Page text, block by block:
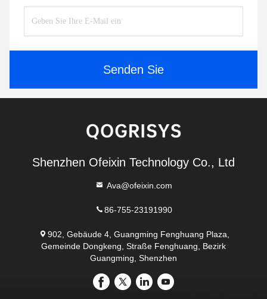
Senden Sie
Shenzhen Ofeixin Technology Co., Ltd
Ava@ofeixin.com
86-755-23191990
902, Gebäude 4, Guangming Fenghuang Plaza,
Gemeinde Dongkeng, Straße Fenghuang, Bezirk
Guangming, Shenzhen